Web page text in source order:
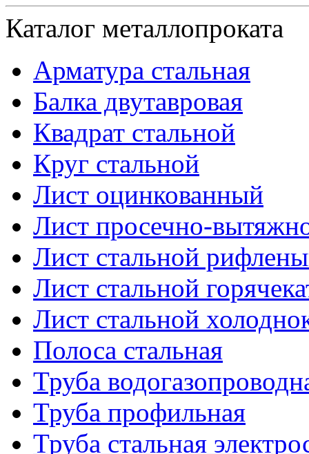
Каталог металлопроката
Арматура стальная
Балка двутавровая
Квадрат стальной
Круг стальной
Лист оцинкованный
Лист просечно-
Лист стальной
Лист стальной
Лист стальной
Полоса стальная
Труба
Труба профильная
Труба стальная